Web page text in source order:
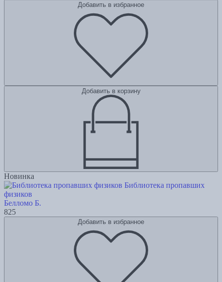
Добавить в избранное
Добавить в корзину
Новинка
Библиотека пропавших
физиков
Белломо Б.
825
Добавить в избранное